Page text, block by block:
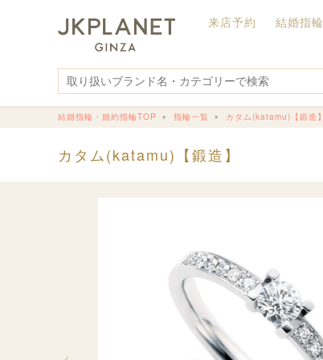
来店予約 結婚指輪
結婚指輪・婚約指輪TOP 指輪一覧 カタム(katamu)【鍛造】
カタム(katamu)【鍛造】